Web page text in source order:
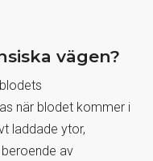
vägen?
när blodet kommer i
laddade ytor,
av